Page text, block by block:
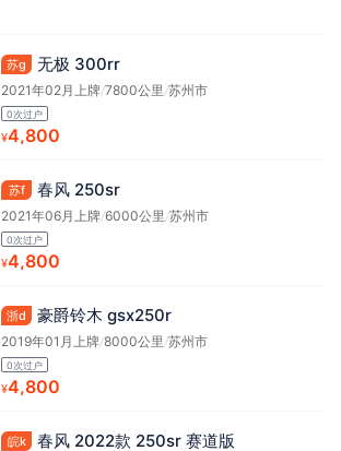
苏g 无极 300rr
2021年02月上牌/7800公里 /苏州市
0次过户
¥4,800
苏f 春风 250sr
2021年06月上牌/6000公里 /苏州市
0次过户
¥4,800
浙d 豪爵铃木 gsx250r
2019年01月上牌/8000公里 /苏州市
0次过户
¥4,800
皖k 春风 2022款 250sr 赛道版